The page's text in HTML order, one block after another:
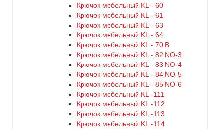
Крючок мебельный KL - 60
Крючок мебельный KL - 61
Крючок мебельный KL - 63
Крючок мебельный KL - 64
Крючок мебельный KL - 70 B
Крючок мебельный KL - 82 NO-3
Крючок мебельный KL - 83 NO-4
Крючок мебельный KL - 84 NO-5
Крючок мебельный KL - 85 NO-6
Крючок мебельный KL -111
Крючок мебельный KL -112
Крючок мебельный KL -113
Крючок мебельный KL -114